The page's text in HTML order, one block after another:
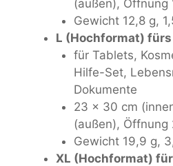
(außen), Öffnung
Gewicht 12,8 g,
L (Hochformat)
für Tablets,
Hilfe-Set,
Dokumente
23 x 30 cm
(außen), Öffnung
Gewicht 19,9 g,
XL (Hochformat)